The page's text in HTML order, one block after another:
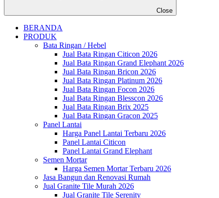
Close
BERANDA
PRODUK
Bata Ringan / Hebel
Jual Bata Ringan Citicon 2026
Jual Bata Ringan Grand Elephant 2026
Jual Bata Ringan Bricon 2026
Jual Bata Ringan Platinum 2026
Jual Bata Ringan Focon 2026
Jual Bata Ringan Blesscon 2026
Jual Bata Ringan Brix 2025
Jual Bata Ringan Gracon 2025
Panel Lantai
Harga Panel Lantai Terbaru 2026
Panel Lantai Citicon
Panel Lantai Grand Elephant
Semen Mortar
Harga Semen Mortar Terbaru 2026
Jasa Bangun dan Renovasi Rumah
Jual Granite Tile Murah 2026
Jual Granite Tile Serenity